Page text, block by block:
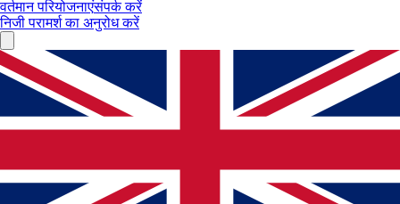
वर्तमान परियोजनाएंसंपर्क करें
निजी परामर्श का अनुरोध करें